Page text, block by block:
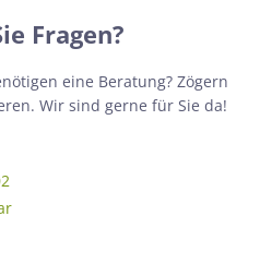
Fragen?
eine Beratung? Zögern
Wir sind gerne für Sie da!